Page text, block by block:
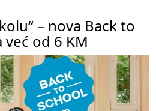
– nova Back to
od 6 KM